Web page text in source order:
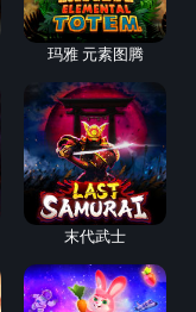
玛雅 元素图腾
末代武士